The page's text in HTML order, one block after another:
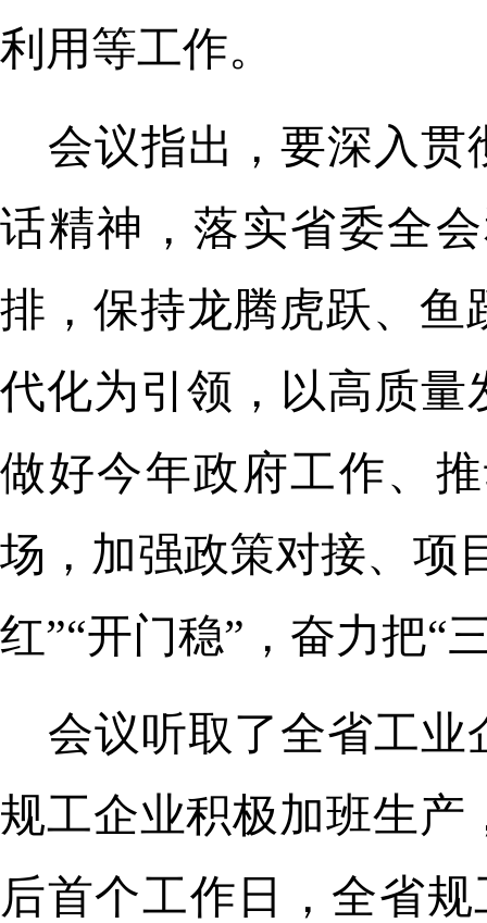
利用等工作。
会议指出，要深入贯
话精神，落实省委全
排，保持龙腾虎跃、鱼
代化为引领，以高质量
做好今年政府工作、
场，加强政策对接、项
红”“开门稳”，奋力把“
会议听取了全省工业
规工企业积极加班生产
后首个工作日，全省